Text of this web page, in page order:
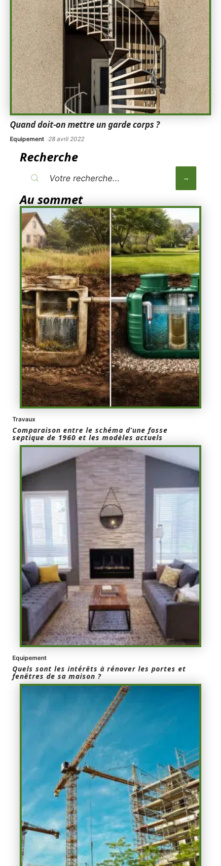
Quand doit-on mettre un garde corps ?
Equipement 28 avril 2022
Recherche
Au sommet
Travaux
Comparaison entre le schéma d’une fosse
septique de 1960 et les modèles actuels
Equipement
Quels sont les intérêts à rénover les portes et
fenêtres de sa maison ?